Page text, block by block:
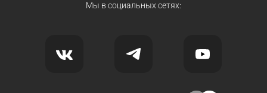
Мы в социальных сетях: